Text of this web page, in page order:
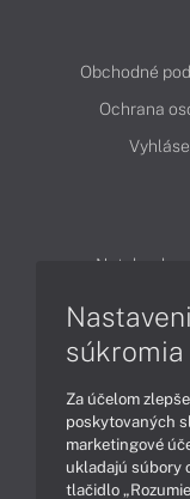
Obchodné
Ochrana
Notebooky
súkromia
Za účelom
poskytovaných
marketingové
ukladajú súbory
tlačidlo